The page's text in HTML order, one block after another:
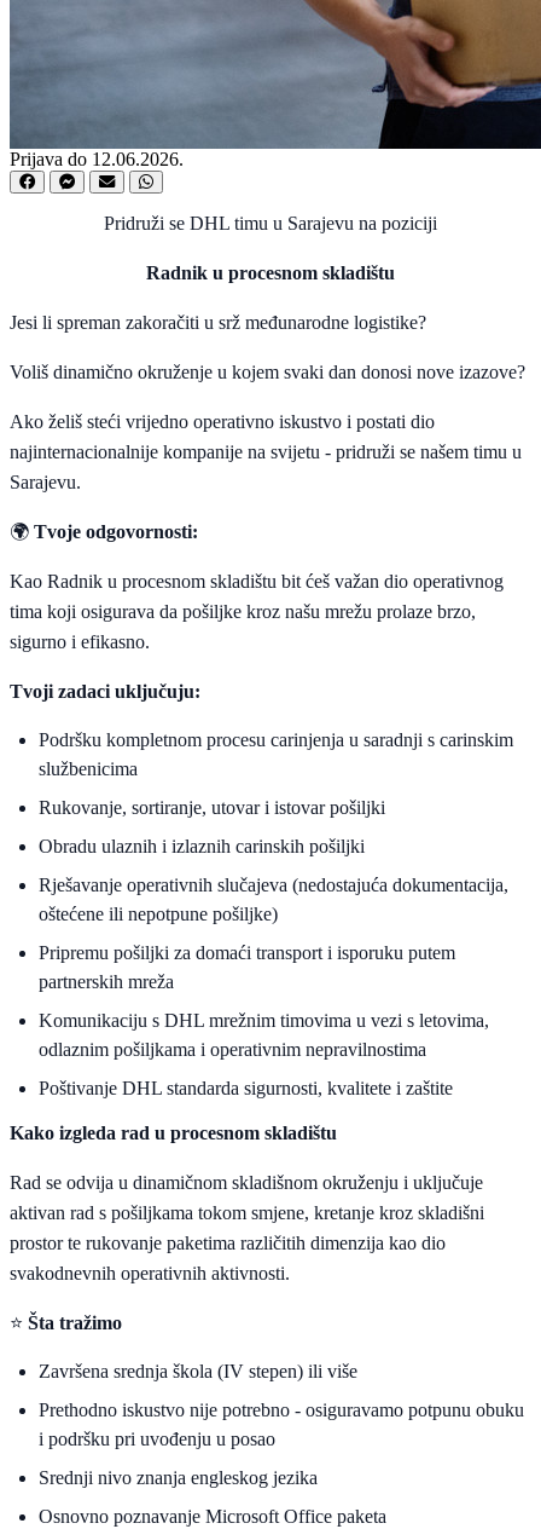
Prijava do 12.06.2026.
Pridruži se DHL timu u Sarajevu na poziciji
Radnik u procesnom skladištu
Jesi li spreman zakoračiti u srž međunarodne logistike?
Voliš dinamično okruženje u kojem svaki dan donosi nove izazove?
Ako želiš steći vrijedno operativno iskustvo i postati dio
najinternacionalnije kompanije na svijetu - pridruži se našem timu u
Sarajevu.
🌍 Tvoje odgovornosti:
Kao Radnik u procesnom skladištu bit ćeš važan dio operativnog
tima koji osigurava da pošiljke kroz našu mrežu prolaze brzo,
sigurno i efikasno.
Tvoji zadaci uključuju:
Podršku kompletnom procesu carinjenja u saradnji s carinskim
službenicima
Rukovanje, sortiranje, utovar i istovar pošiljki
Obradu ulaznih i izlaznih carinskih pošiljki
Rješavanje operativnih slučajeva (nedostajuća dokumentacija,
oštećene ili nepotpune pošiljke)
Pripremu pošiljki za domaći transport i isporuku putem
partnerskih mreža
Komunikaciju s DHL mrežnim timovima u vezi s letovima,
odlaznim pošiljkama i operativnim nepravilnostima
Poštivanje DHL standarda sigurnosti, kvalitete i zaštite
Kako izgleda rad u procesnom skladištu
Rad se odvija u dinamičnom skladišnom okruženju i uključuje
aktivan rad s pošiljkama tokom smjene, kretanje kroz skladišni
prostor te rukovanje paketima različitih dimenzija kao dio
svakodnevnih operativnih aktivnosti.
⭐ Šta tražimo
Završena srednja škola (IV stepen) ili više
Prethodno iskustvo nije potrebno - osiguravamo potpunu obuku
i podršku pri uvođenju u posao
Srednji nivo znanja engleskog jezika
Osnovno poznavanje Microsoft Office paketa